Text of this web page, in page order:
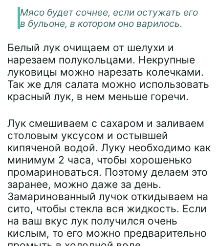
Мясо будет сочнее, если остужать его
в бульоне, в котором оно варилось.
Белый лук очищаем от шелухи и
нарезаем полукольцами. Некрупные
луковицы можно нарезать колечками.
Так же для салата можно использовать
красный лук, в нем меньше горечи.
Лук смешиваем с сахаром и заливаем
столовым уксусом и остывшей
кипяченой водой. Луку необходимо как
минимум 2 часа, чтобы хорошенько
промариноваться. Поэтому делаем это
заранее, можно даже за день.
Замаринованный лучок откидываем на
сито, чтобы стекла вся жидкость. Если
на ваш вкус лук получился очень
кислым, то его можно предварительно